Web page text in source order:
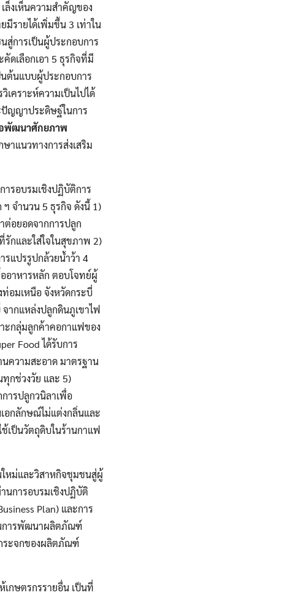
ล็งเห็นความสำคัญของ
มีรายได้เพิ่มขึ้น 3 เท่าใน
สู่การเป็นผู้ประกอบการ
ดเลือกเอา 5 ธุรกิจที่มี
นต้นแบบผู้ประกอบการ
เคราะห์ความเป็นไปได้
ปัญญาประดิษฐ์ในการ
พัฒนาศักยภาพ
ษาแนวทางการส่งเสริม
ารอบรมเชิงปฏิบัติการ
จำนวน 5 ธุรกิจ ดังนี้ 1)
ต่อยอดจากการปลูก
กและใส่ใจในสุขภาพ 2)
แปรรูปกล้วยน้ำว้า 4
อาหารหลัก ตอบโจทย์ผู้
อมเหนือ จังหวัดกระบี่
ากแหล่งปลูกดินภูเขาไฟ
ะกลุ่มลูกค้าคอกาแฟของ
Food ได้รับการ
ความสะอาด มาตรฐาน
กช่วงวัย และ 5)
ารปลูกวนิลาเพื่อ
อกลักษณ์ไม่แต่งกลิ่นและ
เป็นวัตถุดิบในร้านกาแฟ
หม่และวิสาหกิจชุมชนสู่ผู้
นการอบรมเชิงปฏิบัติ
Plan) และการ
การพัฒนาผลิตภัณฑ์
ระจกของผลิตภัณฑ์
เกษตรกรรายอื่น เป็นที่